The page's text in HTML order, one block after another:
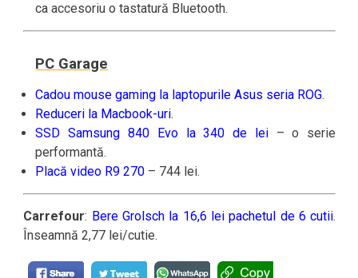
ca accesoriu o tastatură Bluetooth.
PC Garage
Cadou mouse gaming la laptopurile Asus seria ROG.
Reduceri la Macbook-uri.
SSD Samsung 840 Evo la 340 de lei– o serie
performantă.
Placă video R9 270 – 744 lei.
Carrefour: Bere Grolsch la 16,6 lei pachetul de 6 cutii.
Înseamnă 2,77 lei/cutie.